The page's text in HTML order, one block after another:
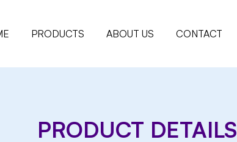
PRODUCTS ABOUT US CONTACT
PRODUCT DETAILS